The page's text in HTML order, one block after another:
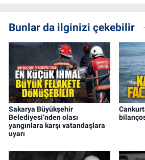
Bunlar da ilginizi çekebilir
Sakarya Büyükşehir
Belediyesi’nden olası
yangınlara karşı vatandaşlara
uyarı